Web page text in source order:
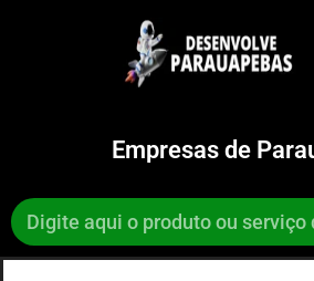
Empresas de